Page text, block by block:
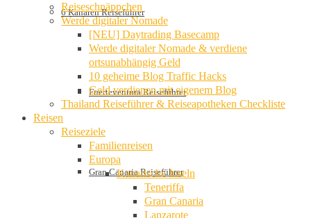
6 Kanaren Reiseführer
Fuerteventura Reiseführer
Gran Canaria Reiseführer
Reiseschnäppchen
Werde digitaler Nomade
[NEU] Daytrading Basecamp
Werde digitaler Nomade & verdiene
ortsunabhängig Geld
10 geheime Blog Traffic Hacks
Geld verdienen mit eigenem Blog
Thailand Reiseführer & Reiseapotheken Checkliste
Reisen
Reiseziele
Familienreisen
Europa
Kanarische Inseln
Teneriffa
Gran Canaria
Lanzarote